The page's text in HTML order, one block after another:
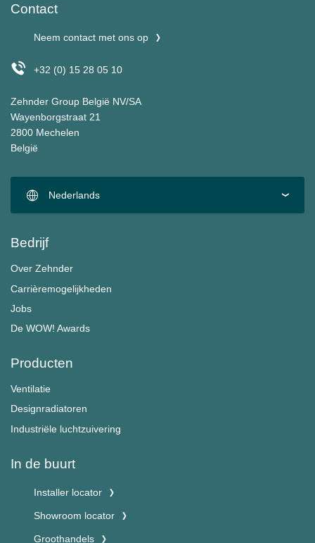
Contact
Neem contact met ons op
+32 (0) 15 28 05 10
Zehnder Group België NV/SA
Wayenborgstraat 21
2800 Mechelen
België
Nederlands
Bedrijf
Over Zehnder
Carrièremogelijkheden
Jobs
De WOW! Awards
Producten
Ventilatie
Designradiatoren
Industriële luchtzuivering
In de buurt
Installer locator
Showroom locator
Groothandels